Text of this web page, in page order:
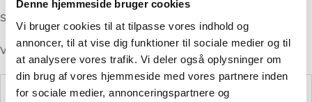
Denne hjemmeside bruger cookies
Vi bruger cookies til at tilpasse vores indhold og
annoncer, til at vise dig funktioner til sociale medier og til
at analysere vores trafik. Vi deler også oplysninger om
din brug af vores hjemmeside med vores partnere inden
for sociale medier, annonceringspartnere og
Strikkefasthed/Gauge:
Vask:Projekter i Alpaca 1 skal vaskes hånden.
Vægt 0,05 kg